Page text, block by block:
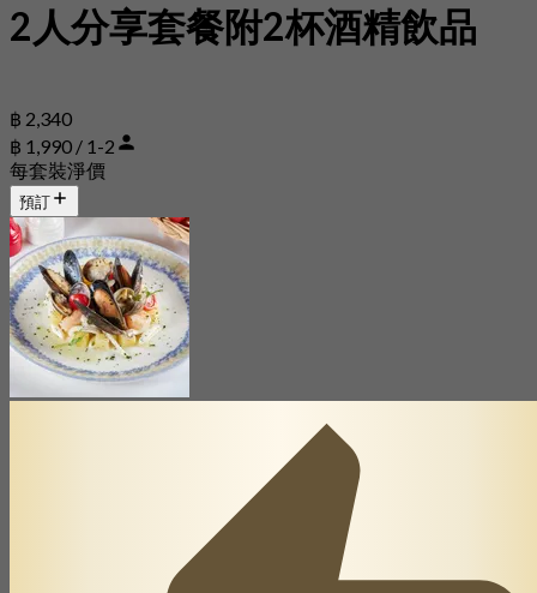
2人分享套餐附2杯酒精飲品
฿ 2,340
฿ 1,990 / 1-2
每套裝淨價
預訂